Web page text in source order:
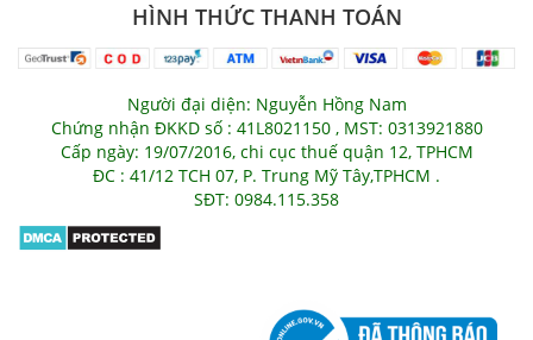
HÌNH THỨC THANH TOÁN
Người đại diện: Nguyễn Hồng Nam
Chứng nhận ĐKKD số : 41L8021150 , MST: 0313921880
Cấp ngày: 19/07/2016, chi cục thuế quận 12, TPHCM
ĐC : 41/12 TCH 07, P. Trung Mỹ Tây,TPHCM .
SĐT: 0984.115.358